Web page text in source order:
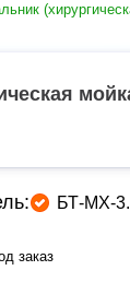
БТ-МХ-
заказ